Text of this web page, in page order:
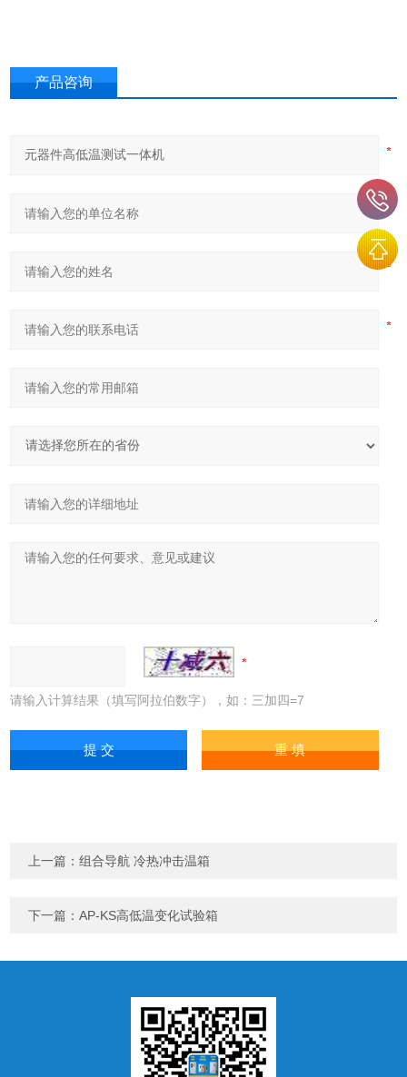
产品咨询
请输入计算结果（填写阿拉伯数字），如：三加四=7
上一篇：组合导航 冷热冲击温箱
下一篇：AP-KS高低温变化试验箱